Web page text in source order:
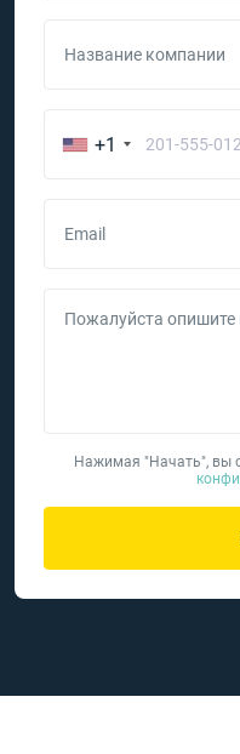
Название компании
+1
Email
Пожалуйста опишите
Нажимая "Начать", вы